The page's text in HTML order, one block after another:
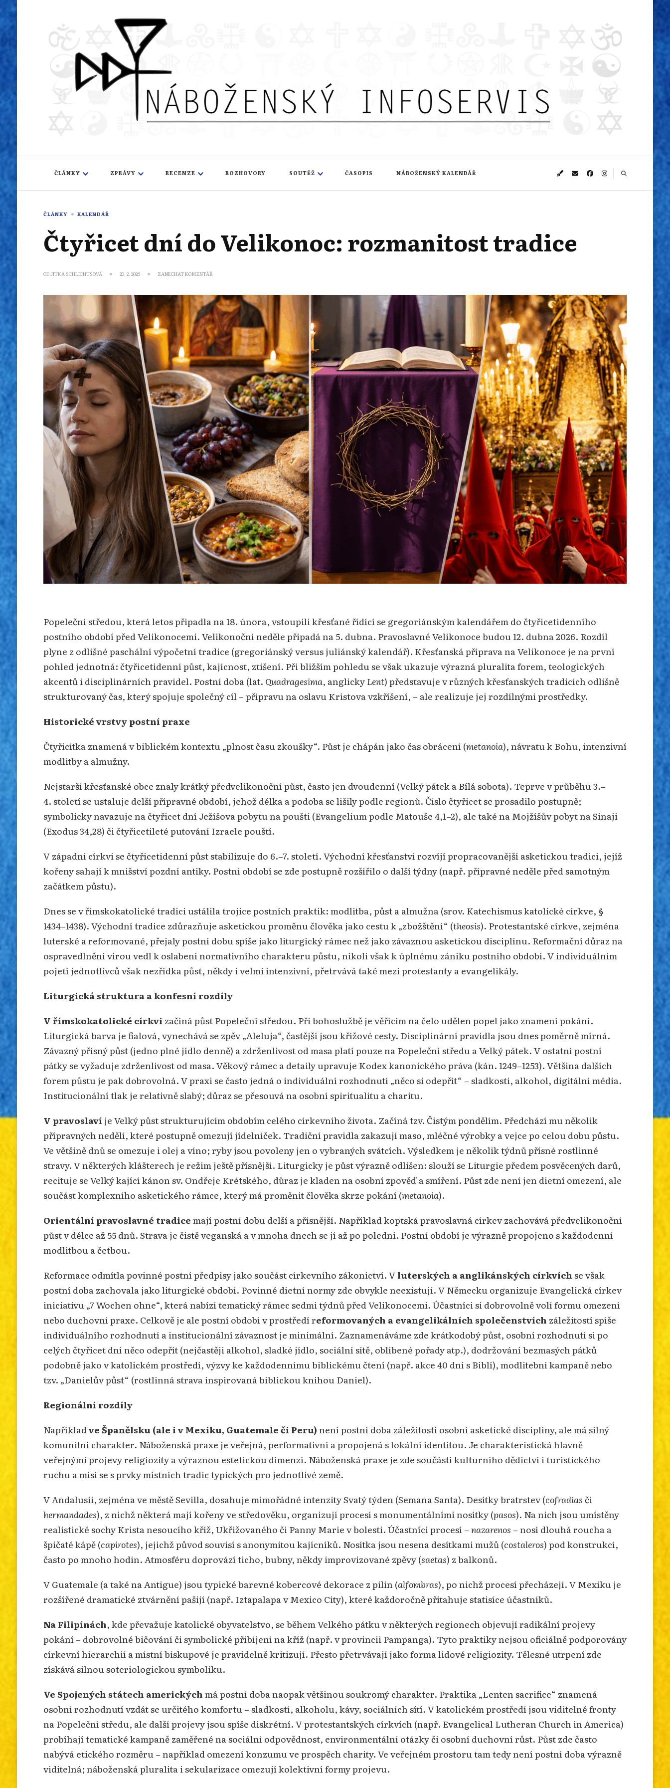
Náboženský infoservis
ČLÁNKY ZPRÁVY RECENZE ROZHOVORY SOUTĚŽ ČASOPIS NÁBOŽENSKÝ KALENDÁŘ
ČLÁNKY KALENDÁŘ
Čtyřicet dní do Velikonoc: rozmanitost tradice
ODJITKA SCHLICHTSOVÁ 20. 2. 2026 ZANECHAT KOMENTÁŘNA
DO
VELIKONOC:
ROZMANITOST
TRADICE
Popeleční středou, která letos připadla na 18. února, vstoupili křesťané řídící se gregoriánským kalendářem do čtyřicetidenního
postního období před Velikonocemi. Velikonoční neděle připadá na 5. dubna. Pravoslavné Velikonoce budou 12. dubna 2026. Rozdíl
plyne z odlišné paschální výpočetní tradice (gregoriánský versus juliánský kalendář). Křesťanská příprava na Velikonoce je na první
pohled jednotná: čtyřicetidenní půst, kajícnost, ztišení. Při bližším pohledu se však ukazuje výrazná pluralita forem, teologických
akcentů i disciplinárních pravidel. Postní doba (lat. Quadragesima, anglickyLent) představuje v různých křesťanských tradicích odlišně
strukturovaný čas, který spojuje společný cíl – přípravu na oslavu Kristova vzkříšení, – ale realizuje jej rozdílnými prostředky.
Historické vrstvy postní praxe
Čtyřicítka znamená v biblickém kontextu „plnost času zkoušky“. Půst je chápán jako čas obrácení (metanoia), návratu k Bohu, intenzivní
modlitby a almužny.
Nejstarší křesťanské obce znaly krátký předvelikonoční půst, často jen dvoudenní (Velký pátek a Bílá sobota). Teprve v průběhu 3.–
4. století se ustaluje delší přípravné období, jehož délka a podoba se lišily podle regionů. Číslo čtyřicet se prosadilo postupně;
symbolicky navazuje na čtyřicet dní Ježíšova pobytu na poušti (Evangelium podle Matouše 4,1–2), ale také na Mojžíšův pobyt na Sinaji
(Exodus 34,28) či čtyřicetileté putování Izraele pouští.
V západní církvi se čtyřicetidenní půst stabilizuje do 6.–7. století. Východní křesťanství rozvíjí propracovanější asketickou tradici, jejíž
kořeny sahají k mnišství pozdní antiky. Postní období se zde postupně rozšířilo o další týdny (např. přípravné neděle před samotným
začátkem půstu).
Dnes se v římskokatolické tradici ustálila trojice postních praktik: modlitba, půst a almužna (srov. Katechismus katolické církve, §
1434–1438). Východní tradice zdůrazňuje asketickou proměnu člověka jako cestu k „zbožštění“ (theosis). Protestantské církve, zejména
luterské a reformované, přejaly postní dobu spíše jako liturgický rámec než jako závaznou asketickou disciplínu. Reformační důraz na
ospravedlnění vírou vedl k oslabení normativního charakteru půstu, nikoli však k úplnému zániku postního období. V individuálním
pojetí jednotlivců však nezřídka půst, někdy i velmi intenzivní, přetrvává také mezi protestanty a evangelikály.
Liturgická struktura a konfesní rozdíly
V římskokatolické církvi začíná půst Popeleční středou. Při bohoslužbě je věřícím na čelo udělen popel jako znamení pokání.
Liturgická barva je fialová, vynechává se zpěv „Aleluja“, častější jsou křížové cesty. Disciplinární pravidla jsou dnes poměrně mírná.
Závazný přísný půst (jedno plné jídlo denně) a zdrženlivost od masa platí pouze na Popeleční středu a Velký pátek. V ostatní postní
pátky se vyžaduje zdrženlivost od masa. Věkový rámec a detaily upravuje Kodex kanonického práva (kán. 1249–1253). Většina dalších
forem půstu je pak dobrovolná. V praxi se často jedná o individuální rozhodnutí „něco si odepřít“ – sladkosti, alkohol, digitální média.
Institucionální tlak je relativně slabý; důraz se přesouvá na osobní spiritualitu a charitu.
V pravoslaví je Velký půst strukturujícím obdobím celého církevního života. Začíná tzv. Čistým pondělím. Předchází mu několik
přípravných nedělí, které postupně omezují jídelníček. Tradiční pravidla zakazují maso, mléčné výrobky a vejce po celou dobu půstu.
Ve většině dnů se omezuje i olej a víno; ryby jsou povoleny jen o vybraných svátcích. Výsledkem je několik týdnů přísné rostlinné
stravy. V některých klášterech je režim ještě přísnější. Liturgicky je půst výrazně odlišen: slouží se Liturgie předem posvěcených darů,
recituje se Velký kající kánon sv. Ondřeje Krétského, důraz je kladen na osobní zpověď a smíření. Půst zde není jen dietní omezení, ale
součást komplexního asketického rámce, který má proměnit člověka skrze pokání (metanoia).
Orientální pravoslavné tradicemají postní dobu delší a přísnější. Například koptská pravoslavná církev zachovává předvelikonoční
půst v délce až 55 dnů. Strava je čistě veganská a v mnoha dnech se jí až po poledni. Postní období je výrazně propojeno s každodenní
modlitbou a četbou.
Reformace odmítla povinné postní předpisy jako součást církevního zákonictví. Vluterských a anglikánských církvíchse však
postní doba zachovala jako liturgické období. Povinné dietní normy zde obvykle neexistují. V Německu organizuje Evangelická církev
iniciativu „7 Wochen ohne“, která nabízí tematický rámec sedmi týdnů před Velikonocemi. Účastníci si dobrovolně volí formu omezení
nebo duchovní praxe. Celkově je ale postní období v prostředí reformovaných a evangelikálních společenstvích záležitostí spíše
individuálního rozhodnutí a institucionální závaznost je minimální. Zaznamenáváme zde krátkodobý půst, osobní rozhodnutí si po
celých čtyřicet dní něco odepřít (nejčastěji alkohol, sladké jídlo, sociální sítě, oblíbené pořady atp.), dodržování bezmasých pátků
podobně jako v katolickém prostředí, výzvy ke každodennímu biblickému čtení (např. akce 40 dní s Biblí), modlitební kampaně nebo
tzv. „Danielův půst“ (rostlinná strava inspirovaná biblickou knihou Daniel).
Regionální rozdíly
Například ve Španělsku (ale i v Mexiku, Guatemale či Peru)není postní doba záležitostí osobní asketické disciplíny, ale má silný
komunitní charakter. Náboženská praxe je veřejná, performativní a propojená s lokální identitou. Je charakteristická hlavně
veřejnými projevy religiozity a výraznou estetickou dimenzí. Náboženská praxe je zde součástí kulturního dědictví i turistického
ruchu a mísí se s prvky místních tradic typických pro jednotlivé země.
V Andalusii, zejména ve městě Sevilla, dosahuje mimořádné intenzity Svatý týden (Semana Santa). Desítky bratrstev (cofradíasči
hermandades), z nichž některá mají kořeny ve středověku, organizují procesí s monumentálními nosítky (pasos). Na nich jsou umístěny
realistické sochy Krista nesoucího kříž, Ukřižovaného či Panny Marie v bolesti. Účastníci procesí –nazarenos – nosí dlouhá roucha a
špičaté kápě (capirotes), jejichž původ souvisí s anonymitou kajícníků. Nosítka jsou nesena desítkami mužů (costaleros) pod konstrukcí,
často po mnoho hodin. Atmosféru doprovází ticho, bubny, někdy improvizované zpěvy (saetas) z balkonů.
V Guatemale (a také na Antigue) jsou typické barevné kobercové dekorace z pilin (alfombras), po nichž procesí přecházejí. V Mexiku je
rozšířené dramatické ztvárnění pašijí (např. Iztapalapa v Mexico City), které každoročně přitahuje statisíce účastníků.
Na Filipínách, kde převažuje katolické obyvatelstvo, se během Velkého pátku v některých regionech objevují radikální projevy
pokání – dobrovolné bičování či symbolické přibíjení na kříž (např. v provincii Pampanga). Tyto praktiky nejsou oficiálně podporovány
církevní hierarchií a místní biskupové je pravidelně kritizují. Přesto přetrvávají jako forma lidové religiozity. Tělesné utrpení zde
získává silnou soteriologickou symboliku.
Ve Spojených státech americkýchmá postní doba naopak většinou soukromý charakter. Praktika „Lenten sacrifice“ znamená
osobní rozhodnutí vzdát se určitého komfortu – sladkostí, alkoholu, kávy, sociálních sítí. V katolickém prostředí jsou viditelné fronty
na Popeleční středu, ale další projevy jsou spíše diskrétní. V protestantských církvích (např. Evangelical Lutheran Church in America)
probíhají tematické kampaně zaměřené na sociální odpovědnost, environmentální otázky či osobní duchovní růst. Půst zde často
nabývá etického rozměru – například omezení konzumu ve prospěch charity. Ve veřejném prostoru tam tedy není postní doba výrazně
viditelná; náboženská pluralita i sekularizace omezují kolektivní formy projevu.